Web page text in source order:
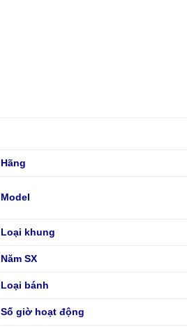
Hãng
Model
Loại khung
Năm SX
Loại bánh
Số giờ hoạt động